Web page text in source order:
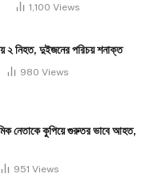
1,100 Views
২ নিহত, দুইজনের পরিচয় শনাক্ত
980 Views
নেতাকে কুপিয়ে গুরুতর ভাবে আহত,
951 Views